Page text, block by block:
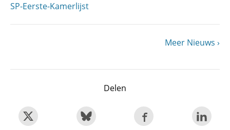
SP-Eerste-Kamerlijst
Volgende
Meer Nieuws
Delen